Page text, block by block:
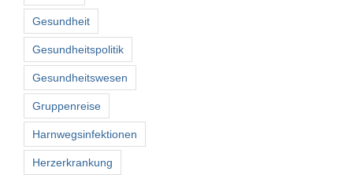
Gesundheit
Gesundheitspolitik
Gesundheitswesen
Gruppenreise
Harnwegsinfektionen
Herzerkrankung